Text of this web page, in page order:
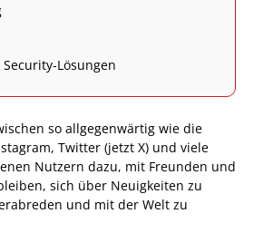
Lösungen
so allgegenwärtig wie die
Twitter (jetzt X) und viele
Nutzern dazu, mit Freunden und
sich über Neuigkeiten zu
und mit der Welt zu